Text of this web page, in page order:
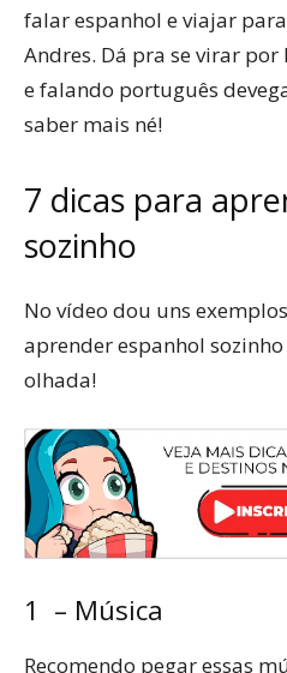
falar espanhol e viajar
Andres. Dá pra se virar
e falando português
saber mais né!
7 dicas para
sozinho
No vídeo dou uns
aprender espanhol
olhada!
1 – Música
Recomendo pegar essas